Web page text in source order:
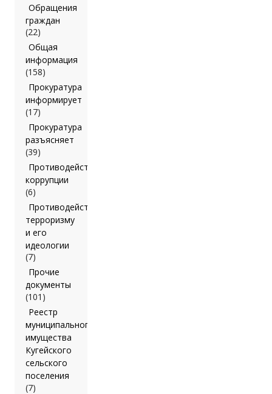
Обращения
граждан
(22)
Общая
информация
(158)
Прокуратура
информирует
(17)
Прокуратура
разъясняет
(39)
Противодействие
коррупции
(6)
Противодействие
терроризму
и его
идеологии
(7)
Прочие
документы
(101)
Реестр
муниципального
имущества
Кугейского
сельского
поселения
(7)